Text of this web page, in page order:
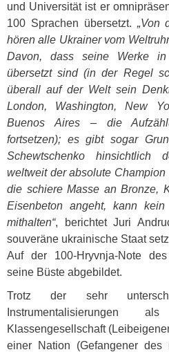
und Universität ist er
100 Sprachen übersetzt. „Von
hören alle Ukrainer vom
Davon, dass seine Werke
übersetzt sind (in der Regel
überall auf der Welt sein
London, Washington, New
Buenos Aires – die
fortsetzen); es gibt sogar
Schewtschenko hinsichtlich
weltweit der absolute
die schiere Masse an Bronze,
Eisenbeton angeht, kann
mithalten“, berichtet Juri
souveräne ukrainische Staat
Auf der 100-Hryvnja-Note
seine Büste abgebildet.
Trotz der sehr
Instrumentalisierungen
Klassengesellschaft
einer Nation (Gefangener des